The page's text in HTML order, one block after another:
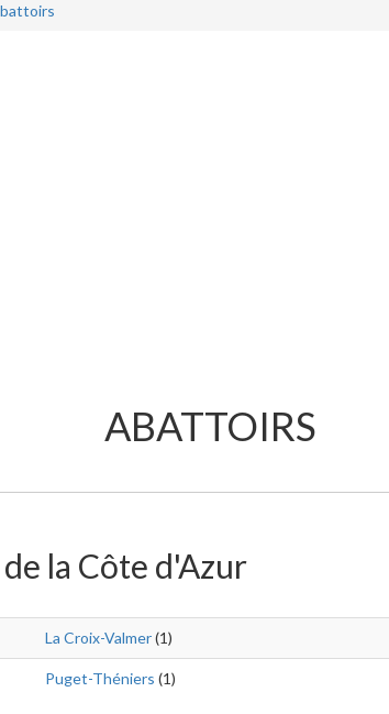
ABATTOIRS
la Côte d'Azur
La Croix-Valmer(1)
Puget-Théniers (1)